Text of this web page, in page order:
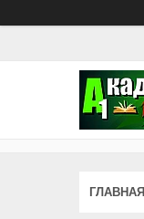
ГЛАВНАЯ